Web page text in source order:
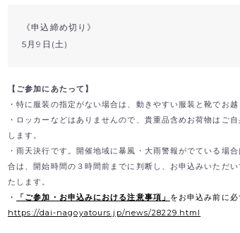
《申込締め切り》
5月9日(土)
【ご参加にあたって】
・特に服装の指定がない場合は、動きやすい服装と靴でお越
・ロッカーなどはありませんので、貴重品含めお荷物はご
します。
・雨天決行です。開催地域に暴風・大雨警報がでている場
合は、開始時間の３時間前までに判断し、お申込みいただ
たします。
・
「ご参加・お申込みにおける注意事項」 をお申込み前に
https://dai-nagoyatours.jp/news/28229.html